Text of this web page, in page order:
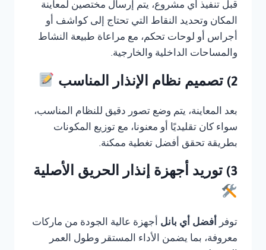
قبل تنفيذ أي مشروع، يتم إرسال مختصين لمعاينة
المكان وتحديد النقاط التي تحتاج إلى كواشف أو
أجراس أو لوحات تحكم، مع مراعاة طبيعة النشاط
والمساحات الداخلية والخارجية.
2) تصميم نظام الإنذار المناسب
بعد المعاينة، يتم وضع تصور دقيق للنظام المناسب،
سواء كان تقليديًا أو معنونا، مع توزيع المكونات
بطريقة تحقق أفضل تغطية ممكنة.
3) توريد أجهزة إنذار الحريق الأصلية
توفر أفضل أي بانل أجهزة عالية الجودة من ماركات
معروفة، بما يضمن الأداء المستقر وطول العمر